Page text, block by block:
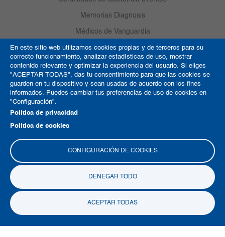
En este sitio web utilizamos cookies propias y de terceros para su
correcto funcionamiento, analizar estadísticas de uso, mostrar
contenido relevante y optimizar la experiencia del usuario. Si eliges
"ACEPTAR TODAS", das tu consentimiento para que las cookies se
guarden en tu dispositivo y sean usadas de acuerdo con los fines
informados. Puedes cambiar tus preferencias de uso de cookies en
"Configuración".
Política de privacidad
Política de cookies
CONFIGURACIÓN DE COOKIES
DENEGAR TODO
ACEPTAR TODAS
Memorias Diagnosis
Médicos de Vanguardia
Contacto
Referenciación
Responsabilidad social
¿Qué hacer en caso de emergencia?
Country TV
Términos y condiciones
Derechos de autor